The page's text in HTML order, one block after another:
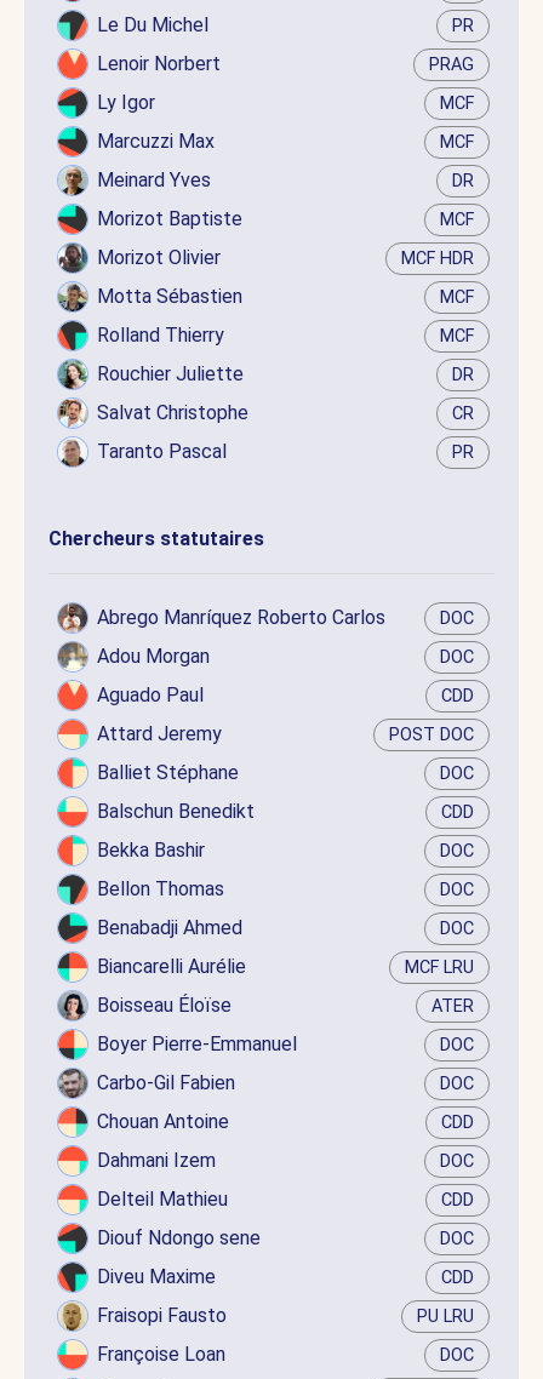
Le Du Michel PR
Lenoir Norbert PRAG
Ly Igor MCF
Marcuzzi Max MCF
Meinard Yves DR
Morizot Baptiste MCF
Morizot Olivier MCF HDR
Motta Sébastien MCF
Rolland Thierry MCF
Rouchier Juliette DR
Salvat Christophe CR
Taranto Pascal PR
Chercheurs statutaires
Abrego Manríquez Roberto Carlos DOC
Adou Morgan DOC
Aguado Paul CDD
Attard Jeremy POST DOC
Balliet Stéphane DOC
Balschun Benedikt CDD
Bekka Bashir DOC
Bellon Thomas DOC
Benabadji Ahmed DOC
Biancarelli Aurélie MCF LRU
Boisseau Éloïse ATER
Boyer Pierre-Emmanuel DOC
Carbo-Gil Fabien DOC
Chouan Antoine CDD
Dahmani Izem DOC
Delteil Mathieu CDD
Diouf Ndongo sene DOC
Diveu Maxime CDD
Fraisopi Fausto PU LRU
Françoise Loan DOC